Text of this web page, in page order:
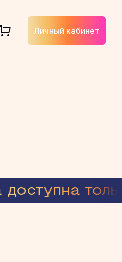
Личный кабинет